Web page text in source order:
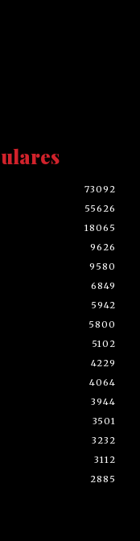
73092
55626
18065
9626
9580
6849
5942
5800
5102
4229
4064
3944
3501
3232
3112
2885